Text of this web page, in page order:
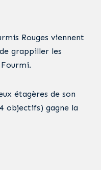
Rouges viennent
grappiller les
étagères de son
objectifs) gagne la